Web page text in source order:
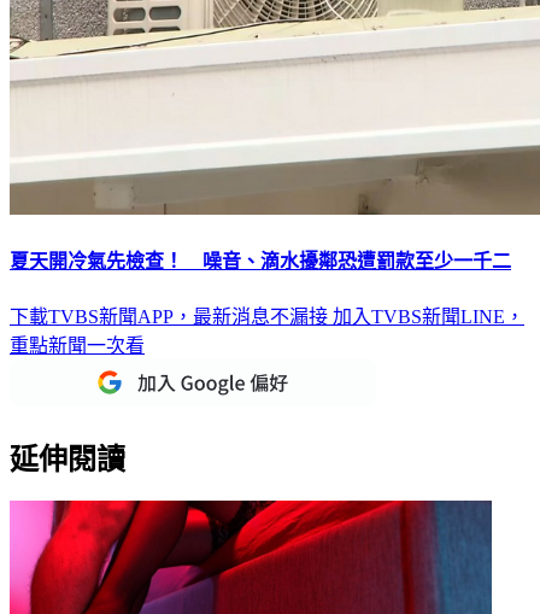
夏天開冷氣先檢查！ 噪音、滴水擾鄰恐遭罰款至少一千二
下載TVBS新聞APP，最新消息不漏接 加入TVBS新聞LINE，
重點新聞一次看
延伸閱讀